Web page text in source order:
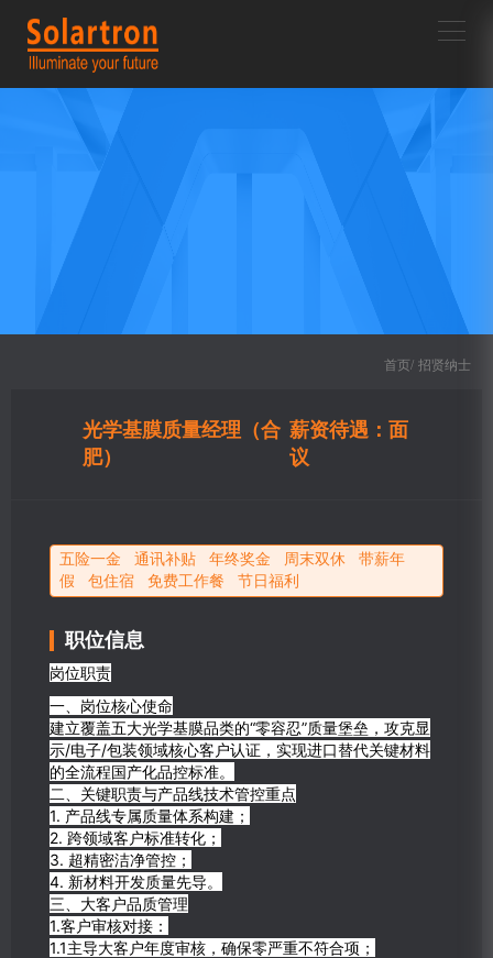
首页/ 招贤纳士
光学基膜质量经理（合
肥）
薪资待遇：面
议
五险一金 通讯补贴 年终奖金 周末双休 带薪年
假 包住宿 免费工作餐 节日福利
职位信息
岗位职责
一、岗位核心使命
建立覆盖五大光学基膜品类的“零容忍”质量堡垒，攻克显
示/电子/包装领域核心客户认证，实现进口替代关键材料
的全流程国产化品控标准。
二、关键职责与产品线技术管控重点
1. 产品线专属质量体系构建；
2. 跨领域客户标准转化；
3. 超精密洁净管控；
4. 新材料开发质量先导。
三、大客户品质管理
1.客户审核对接：
1.1主导大客户年度审核，确保零严重不符合项；